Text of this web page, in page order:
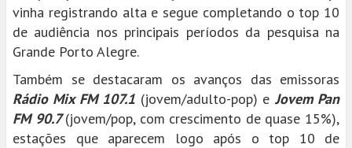
vinha registrando alta e segue completando o top 10
de audiência nos principais períodos da pesquisa na
Grande Porto Alegre.
Também se destacaram os avanços das emissoras
Rádio Mix FM 107.1 (jovem/adulto-pop) eJovem Pan
FM 90.7(jovem/pop, com crescimento de quase 15%),
estações que aparecem logo após o top 10 de